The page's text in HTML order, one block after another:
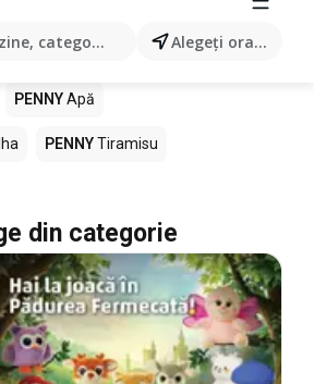
categorii, produse... Alegeţi oraşul
magazine PENNY
Mango LEGO
PENNYApă
PENNYTiramisu
din categorie